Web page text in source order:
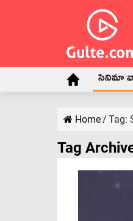
సినిమా
Home/ Tag:
Tag